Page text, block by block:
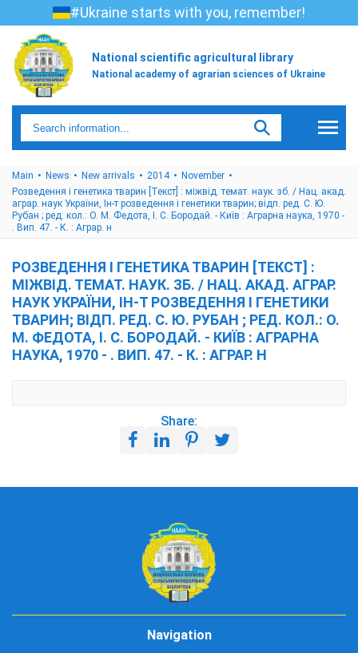
#Ukraine starts with you, remember!
National scientific agricultural library
National academy of agrarian sciences of Ukraine
Main News New arrivals 2014
November
Розведення і генетика тварин [Текст] : міжвід. темат. наук. зб. / Нац. акад.
аграр. наук України, Ін-т розведення і генетики тварин; відп. ред. С. Ю.
Рубан ; ред. кол.: О. М. Федота, І. С. Бородай. - Київ : Аграрна наука, 1970 -
. Вип. 47. - К. : Аграр. н
РОЗВЕДЕННЯ І ГЕНЕТИКА ТВАРИН [ТЕКСТ] :
МІЖВІД. ТЕМАТ. НАУК. ЗБ. / НАЦ. АКАД. АГРАР.
НАУК УКРАЇНИ, ІН-Т РОЗВЕДЕННЯ І ГЕНЕТИКИ
ТВАРИН; ВІДП. РЕД. С. Ю. РУБАН ; РЕД. КОЛ.: О.
М. ФЕДОТА, І. С. БОРОДАЙ. - КИЇВ : АГРАРНА
НАУКА, 1970 - . ВИП. 47. - К. : АГРАР. Н
Share:
Navigation